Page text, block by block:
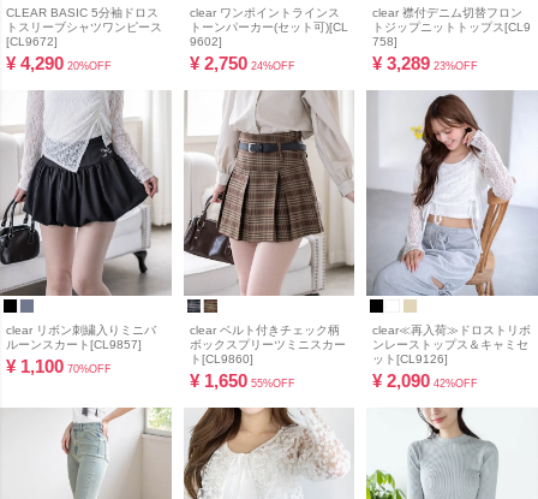
CLEAR BASIC 5分袖ドロス
トスリーブシャツワンピース
[CL9672]
¥ 4,290 20%OFF
clear ワンポイントラインス
トーンパーカー(セット可)[CL
9602]
¥ 2,750 24%OFF
clear 襟付デニム切替フロン
トジップニットトップス[CL9
758]
¥ 3,289 23%OFF
clear リボン刺繍入りミニバ
ルーンスカート[CL9857]
¥ 1,100 70%OFF
clear ベルト付きチェック柄
ボックスプリーツミニスカー
ト[CL9860]
¥ 1,650 55%OFF
clear≪再入荷≫ドロストリボ
ンレーストップス＆キャミセ
ット[CL9126]
¥ 2,090 42%OFF